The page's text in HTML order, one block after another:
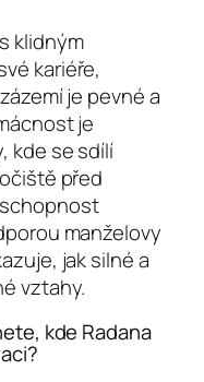
klidným
kariéře,
je pevné a
je
kde se sdílí
před
manželovy
jak silné a
vztahy.
kde Radana